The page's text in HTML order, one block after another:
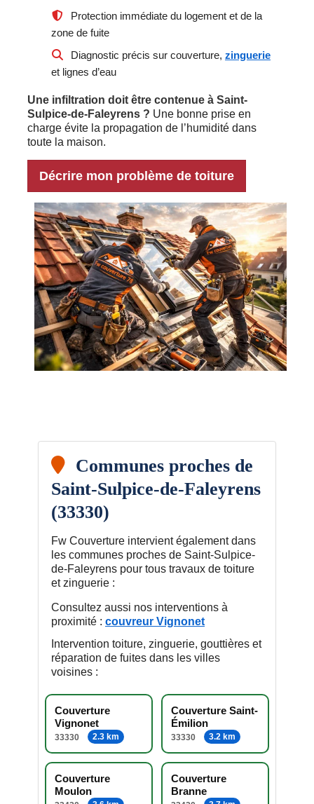
Protection immédiate du logement et de la
zone de fuite
Diagnostic précis sur couverture, zinguerie
et lignes d’eau
Une infiltration doit être contenue à Saint-
Sulpice-de-Faleyrens ? Une bonne prise en
charge évite la propagation de l’humidité dans
toute la maison.
Décrire mon problème de toiture
Communes proches de
Saint-Sulpice-de-Faleyrens
(33330)
Fw Couverture intervient également dans
les communes proches de Saint-Sulpice-
de-Faleyrens pour tous travaux de toiture
et zinguerie :
Consultez aussi nos interventions à
proximité : couvreur Vignonet
Intervention toiture, zinguerie, gouttières et
réparation de fuites dans les villes
voisines :
Couverture
Vignonet
33330 2.3 km
Couverture Saint-
Émilion
33330 3.2 km
Couverture
Moulon
Couverture
Branne